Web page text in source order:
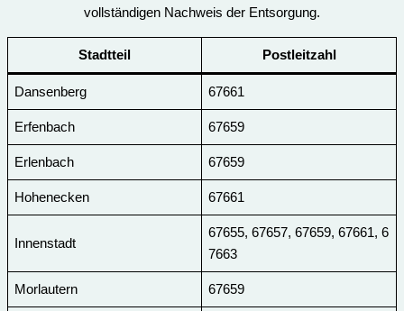
vollständigen Nachweis der Entsorgung.
Stadtteil Postleitzahl
Dansenberg 67661
Erfenbach 67659
Erlenbach 67659
Hohenecken 67661
Innenstadt
67655, 67657, 67659, 67661, 6
7663
Morlautern 67659